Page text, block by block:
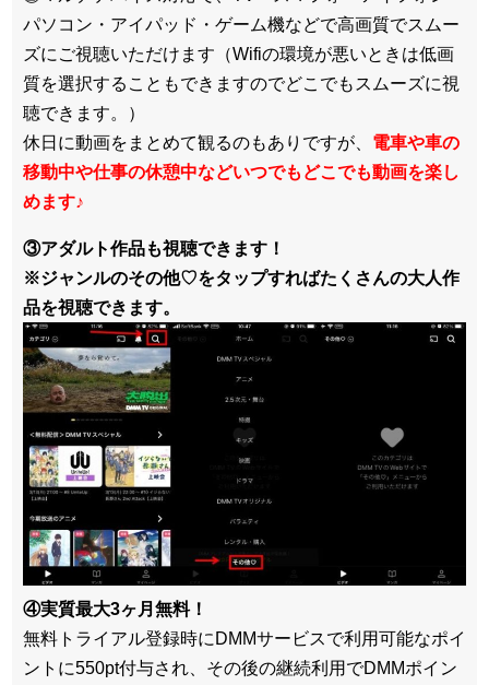
パソコン・アイパッド・ゲーム機などで高画質でスムー
ズにご視聴いただけます（Wifiの環境が悪いときは低画
質を選択することもできますのでどこでもスムーズに視
聴できます。）
休日に動画をまとめて観るのもありですが、 電車や車の
移動中や仕事の休憩中などいつでもどこでも動画を楽し
めます♪
③アダルト作品も視聴できます！
※ジャンルのその他♡をタップすればたくさんの大人作
品を視聴できます。
④実質最大3ヶ月無料！
無料トライアル登録時にDMMサービスで利用可能なポイ
ントに550pt付与され、その後の継続利用でDMMポイン